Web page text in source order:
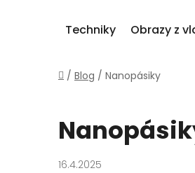
Techniky Obrazy z
Domov
/ Blog / Nanopásiky
16.4.2025